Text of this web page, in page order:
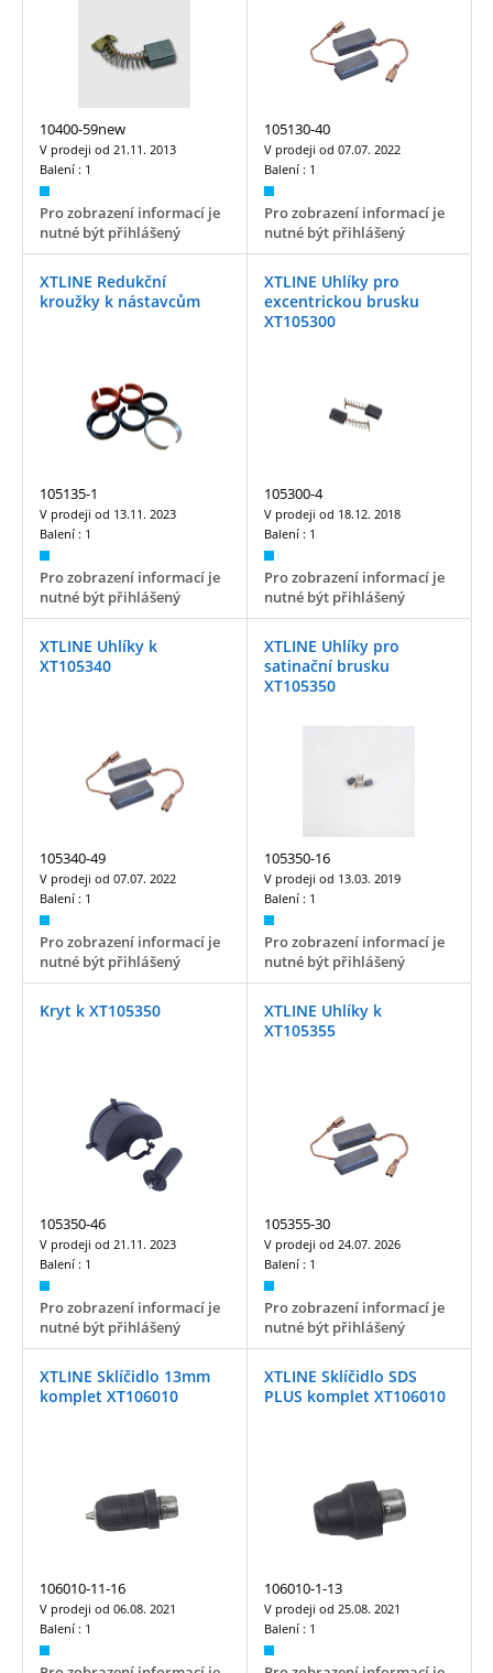
10400-59new
V prodeji od 21.11. 2013
Balení : 1
Pro zobrazení informací je
nutné být přihlášený
105130-40
V prodeji od 07.07. 2022
Balení : 1
Pro zobrazení informací je
nutné být přihlášený
XTLINE Redukční
kroužky k nástavcům
105135-1
V prodeji od 13.11. 2023
Balení : 1
Pro zobrazení informací je
nutné být přihlášený
XTLINE Uhlíky pro
excentrickou brusku
XT105300
105300-4
V prodeji od 18.12. 2018
Balení : 1
Pro zobrazení informací je
nutné být přihlášený
XTLINE Uhlíky k
XT105340
105340-49
V prodeji od 07.07. 2022
Balení : 1
Pro zobrazení informací je
nutné být přihlášený
XTLINE Uhlíky pro
satinační brusku
XT105350
105350-16
V prodeji od 13.03. 2019
Balení : 1
Pro zobrazení informací je
nutné být přihlášený
Kryt k XT105350
105350-46
V prodeji od 21.11. 2023
Balení : 1
Pro zobrazení informací je
nutné být přihlášený
XTLINE Uhlíky k
XT105355
105355-30
V prodeji od 24.07. 2026
Balení : 1
Pro zobrazení informací je
nutné být přihlášený
XTLINE Sklíčidlo 13mm
komplet XT106010
106010-11-16
V prodeji od 06.08. 2021
Balení : 1
XTLINE Sklíčidlo SDS
PLUS komplet XT106010
106010-1-13
V prodeji od 25.08. 2021
Balení : 1